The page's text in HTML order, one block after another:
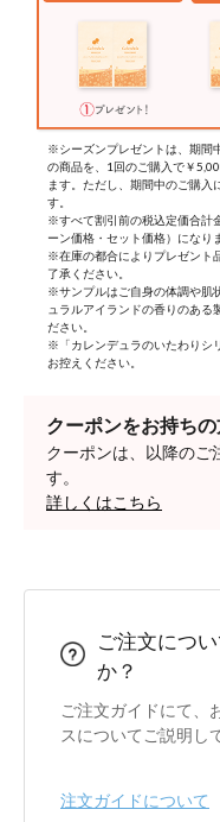
※シーズンプレゼントは、期間
の商品を、1回のご購入で￥
ます。ただし、期間中のご購入
す。
※すべて割引前の税込定価合計
ーン価格・セット価格）になり
※在庫の都合によりプレゼント
了承ください。
※サンプルはご自身の体調や肌
ュラルアイランドの香りのある
ださい。
※「カレンデュラのいたわりシ
お控えください。
クーポンをお持ち
クーポンは、以降のご
す。
詳しくはこちら
ご注文につ
か？
ご注文ガイドにて、
スについてご説明し
注文ガイドについて